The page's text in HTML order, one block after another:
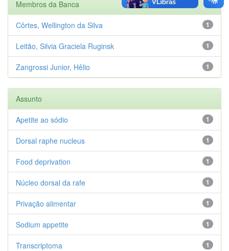
Membros da Banca
1
Côrtes, Wellington da Silva
1
Leitão, Silvia Graciela Ruginsk
1
Zangrossi Junior, Hêlio
Assunto
1
Apetite ao sódio
1
Dorsal raphe nucleus
1
Food deprivation
1
Núcleo dorsal da rafe
1
Privação alimentar
1
Sodium appetite
1
Transcriptoma